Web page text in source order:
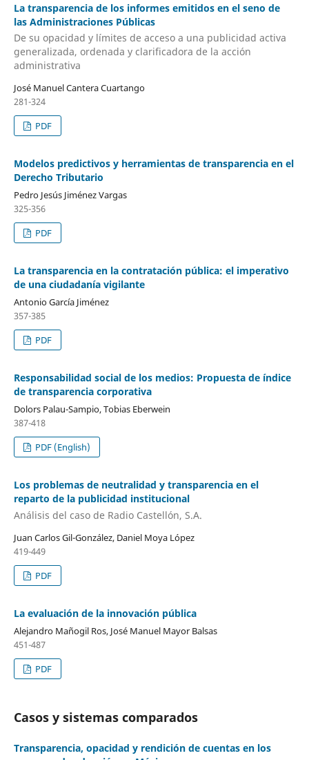
La transparencia de los informes emitidos en el seno de
las Administraciones Públicas
De su opacidad y límites de acceso a una publicidad activa
generalizada, ordenada y clarificadora de la acción
administrativa
José Manuel Cantera Cuartango
281-324
PDF
Modelos predictivos y herramientas de transparencia en el
Derecho Tributario
Pedro Jesús Jiménez Vargas
325-356
PDF
La transparencia en la contratación pública: el imperativo
de una ciudadanía vigilante
Antonio García Jiménez
357-385
PDF
Responsabilidad social de los medios: Propuesta de índice
de transparencia corporativa
Dolors Palau-Sampio, Tobias Eberwein
387-418
PDF (English)
Los problemas de neutralidad y transparencia en el
reparto de la publicidad institucional
Análisis del caso de Radio Castellón, S.A.
Juan Carlos Gil-González, Daniel Moya López
419-449
PDF
La evaluación de la innovación pública
Alejandro Mañogil Ros, José Manuel Mayor Balsas
451-487
PDF
Casos y sistemas comparados
Transparencia, opacidad y rendición de cuentas en los